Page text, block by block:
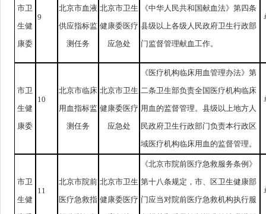
市卫
生健
康委
9
北京市血液
供应指标监
测任务
北京市卫生
健康委医疗
应急处
《中华人民共和国献血法》第四条
县级以上各级人民政府卫生行政部
门监督管理献血工作。
市卫
生健
康委
10
北京市临床
用血指标监
测任务
北京市卫生
健康委医疗
应急处
《医疗机构临床用血管理办法》第
二条卫生部负责全国医疗机构临床
用血的监督管理。县级以上地方人
民政府卫生行政部门负责本行政区
域医疗机构临床用血的监督管理。
市卫
生健
11
北京市院前
医疗急救指
北京市卫生
健康委医疗
《北京市院前医疗急救服务条例》
第十八条规定，市、区卫生健康部
门应当对院前医疗急救机构执行服